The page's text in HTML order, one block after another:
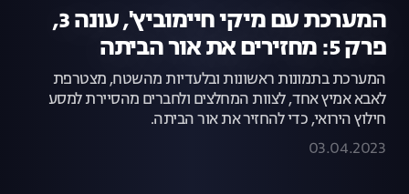
המערכת עם מיקי חיימוביץ', עונה 3,
פרק 5: מחזירים את אור הביתה
המערכת בתמונות ראשונות ובלעדיות מהשטח, מצטרפת
לאבא אמיץ אחד, לצוות המחלצים ולחברים מהסיירת למסע
חילוץ הירואי, כדי להחזיר את אור הביתה.
03.04.2023